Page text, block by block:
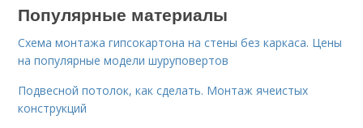
Популярные материалы
Схема монтажа гипсокартона на стены без каркаса. Цены
на популярные модели шуруповертов
Подвесной потолок, как сделать. Монтаж ячеистых
конструкций